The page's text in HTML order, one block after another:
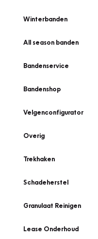
Winterbanden
All season banden
Bandenservice
Bandenshop
Velgenconfigurator
Overig
Trekhaken
Schadeherstel
Granulaat Reinigen
Lease Onderhoud